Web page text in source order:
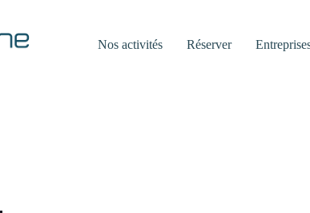
Nos activités Réserver